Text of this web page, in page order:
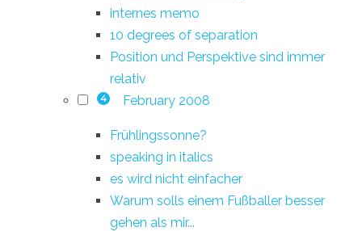
internes memo
10 degrees of separation
Position und Perspektive sind immer
relativ
4 February 2008
Frühlingssonne?
speaking in italics
es wird nicht einfacher
Warum solls einem Fußballer besser
gehen als mir...